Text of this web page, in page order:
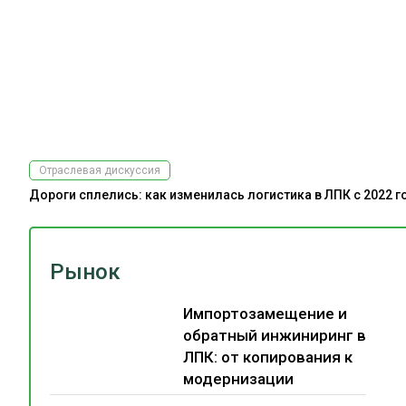
Рынок
Импортозамещение и
обратный инжиниринг в
ЛПК: от копирования к
модернизации
Отраслевая дискуссия
Дороги сплелись: как изменилась логистика в ЛПК с 2022